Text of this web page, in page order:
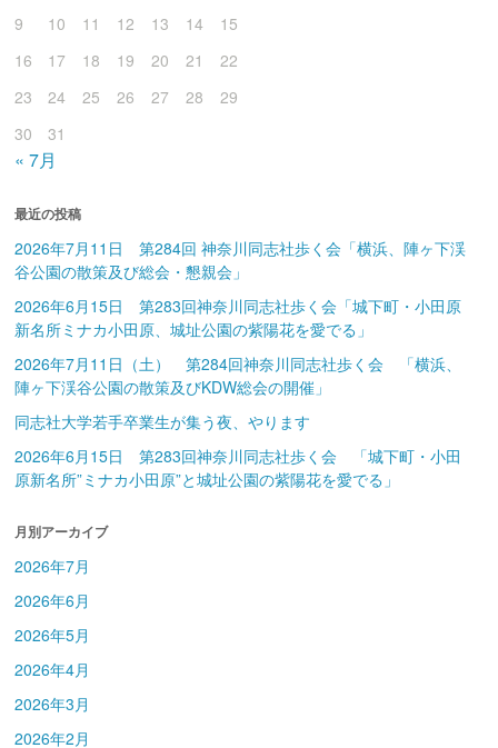
9
10 11 12 13 14
15
16
17 18 19 20 21
22
23
24 25 26 27 28
29
30
31
« 7月
最近の投稿
2026年7月11日 第284回 神奈川同志社歩く会「横浜、陣ヶ下渓
谷公園の散策及び総会・懇親会」
2026年6月15日 第283回神奈川同志社歩く会「城下町・小田原
新名所ミナカ小田原、城址公園の紫陽花を愛でる」
2026年7月11日（土） 第284回神奈川同志社歩く会 「横浜、
陣ヶ下渓谷公園の散策及びKDW総会の開催」
同志社大学若手卒業生が集う夜、やります
2026年6月15日 第283回神奈川同志社歩く会 「城下町・小田
原新名所”ミナカ小田原”と城址公園の紫陽花を愛でる」
月別アーカイブ
2026年7月
2026年6月
2026年5月
2026年4月
2026年3月
2026年2月